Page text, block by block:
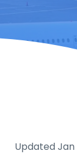
Updated Jan